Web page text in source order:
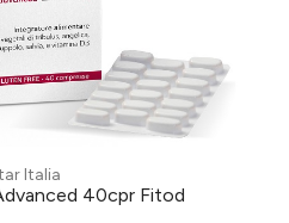
Italia
40cpr Fitod